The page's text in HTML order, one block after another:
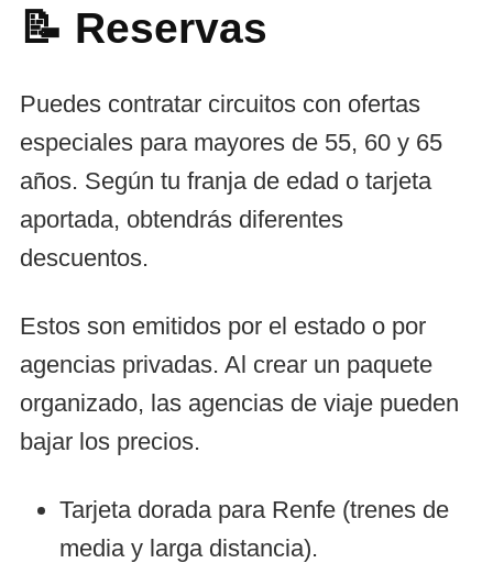
📝 Reservas
Puedes contratar circuitos con ofertas
especiales para mayores de 55, 60 y 65
años. Según tu franja de edad o tarjeta
aportada, obtendrás diferentes
descuentos.
Estos son emitidos por el estado o por
agencias privadas. Al crear un paquete
organizado, las agencias de viaje pueden
bajar los precios.
Tarjeta dorada para Renfe (trenes de
media y larga distancia).